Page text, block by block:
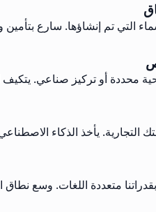
التي تم إنشاؤها. سارع بتأمين
محددة أو تركيز صناعي.
يأخذ الذكاء
متعددة اللغات. وسع